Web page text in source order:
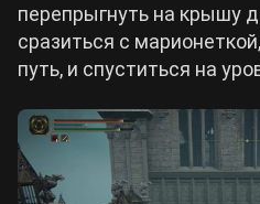
перепрыгнуть на крышу
сразиться с
путь, и спуститься на